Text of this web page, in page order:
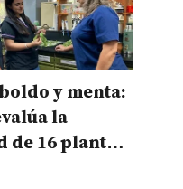
y menta:
la
16 plantas